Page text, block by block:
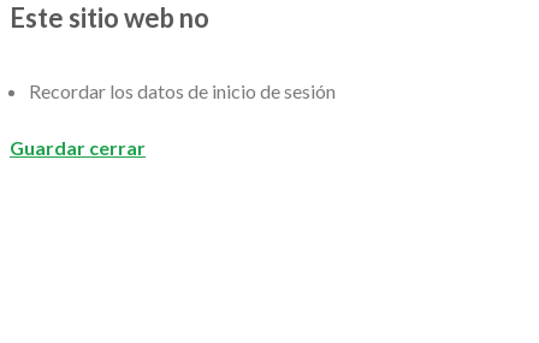
Este sitio web no
Recordar los datos de inicio de sesión
Guardar cerrar